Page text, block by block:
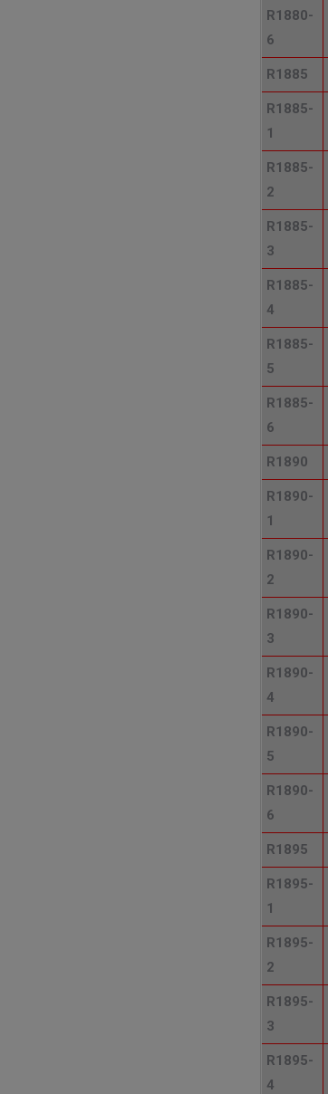
R1880-
6
R1885
R1885-
1
R1885-
2
R1885-
3
R1885-
4
R1885-
5
R1885-
6
R1890
R1890-
1
R1890-
2
R1890-
3
R1890-
4
R1890-
5
R1890-
6
R1895
R1895-
1
R1895-
2
R1895-
3
R1895-
4